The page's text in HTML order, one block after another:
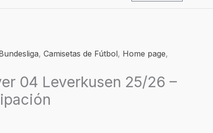
, Camisetas de Fútbol, Home page,
04 Leverkusen 25/26 –